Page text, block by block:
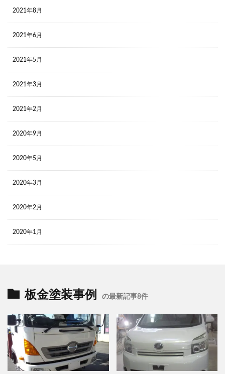
2021年8月
2021年6月
2021年5月
2021年3月
2021年2月
2020年9月
2020年5月
2020年3月
2020年2月
2020年1月
板金塗装事例 の最新記事8件